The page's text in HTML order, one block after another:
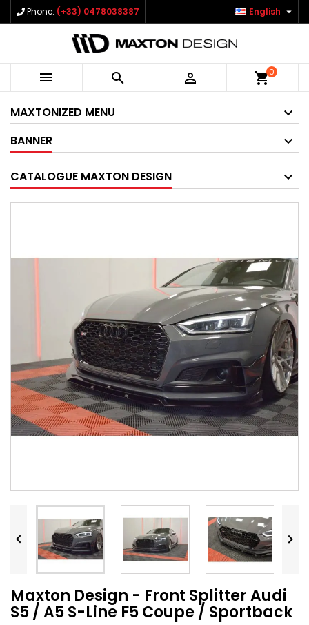
Phone: (+33) 0478038387 English 
   shopping_cart0
MAXTONIZED MENU
BANNER
CATALOGUE MAXTON DESIGN
 
Maxton Design - Front Splitter Audi
S5 / A5 S-Line F5 Coupe / Sportback